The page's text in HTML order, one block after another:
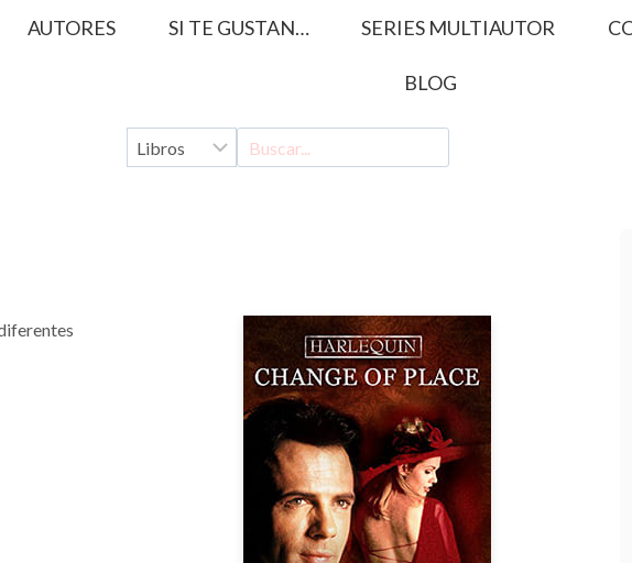
AUTORES SI TE GUSTAN… SERIES MULTIAUTOR
BLOG